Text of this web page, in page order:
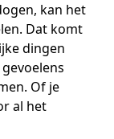
kan het
Dat komt
dingen
Of je
al het